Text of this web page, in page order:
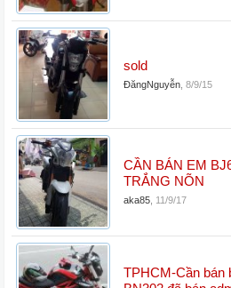
sold
ĐăngNguyễn 8/9/15
CẦN BÁN EM
TRẮNG NÕN
aka85 11/9/17
TPHCM-Cần bán